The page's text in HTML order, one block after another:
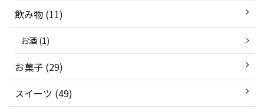
飲み物 (11)
お酒 (1)
お菓子 (29)
スイーツ (49)